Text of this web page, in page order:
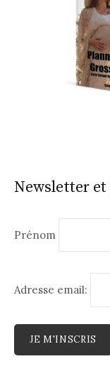
Newsletter et
Prénom
Adresse email: